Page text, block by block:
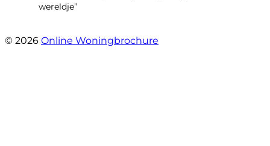
wereldje”
© 2026 Online Woningbrochure